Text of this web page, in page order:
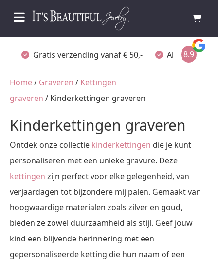
Gratis verzending vanaf € 50,- Altijd verpakt
8.9
Home/ Graveren / Kettingen
graveren / Kinderkettingen graveren
Kinderkettingen graveren
Ontdek onze collectie kinderkettingen die je kunt
personaliseren met een unieke gravure. Deze
kettingen zijn perfect voor elke gelegenheid, van
verjaardagen tot bijzondere mijlpalen. Gemaakt van
hoogwaardige materialen zoals zilver en goud,
bieden ze zowel duurzaamheid als stijl. Geef jouw
kind een blijvende herinnering met een
gepersonaliseerde ketting die hun naam of een